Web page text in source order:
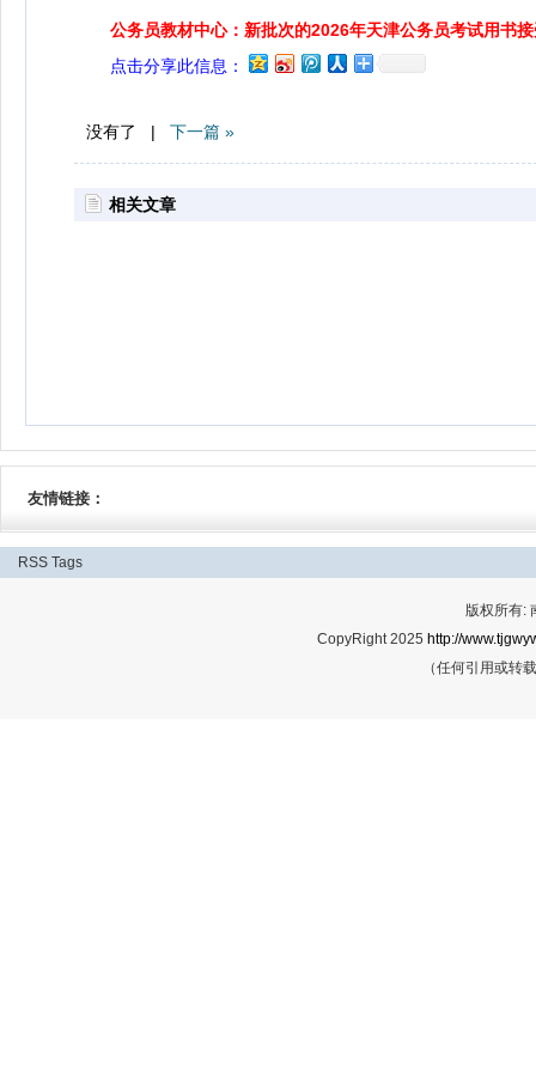
公务员教材中心：新批次的2026年天津公务员考试用书
点击分享此信息：
没有了 | 下一篇 »
相关文章
友情链接：
RSS Tags
版权所有:
CopyRight 2025 http://
（任何引用或转